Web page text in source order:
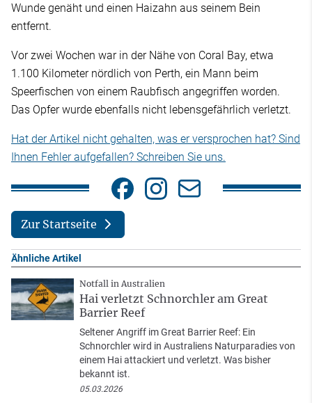
Wunde genäht und einen Haizahn aus seinem Bein
entfernt.
Vor zwei Wochen war in der Nähe von Coral Bay, etwa
1.100 Kilometer nördlich von Perth, ein Mann beim
Speerfischen von einem Raubfisch angegriffen worden.
Das Opfer wurde ebenfalls nicht lebensgefährlich verletzt.
Hat der Artikel nicht gehalten, was er versprochen hat? Sind
Ihnen Fehler aufgefallen? Schreiben Sie uns.
Zur Startseite
Ähnliche Artikel
Notfall in Australien
Hai verletzt Schnorchler am Great
Barrier Reef
Seltener Angriff im Great Barrier Reef: Ein
Schnorchler wird in Australiens Naturparadies von
einem Hai attackiert und verletzt. Was bisher
bekannt ist.
05.03.2026